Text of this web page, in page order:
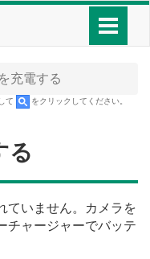
充電する
て をクリックしてください。
る
ていません。カメラを
チャージャーでバッテ